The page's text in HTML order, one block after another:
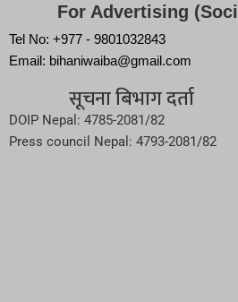
For Advertising
Tel No: +977 - 9801032843
Email: bihaniwaiba@gmail.com
सूचना बिभाग दर्ता
DOIP Nepal: 4785-2081/82
Press council Nepal: 4793-2081/82